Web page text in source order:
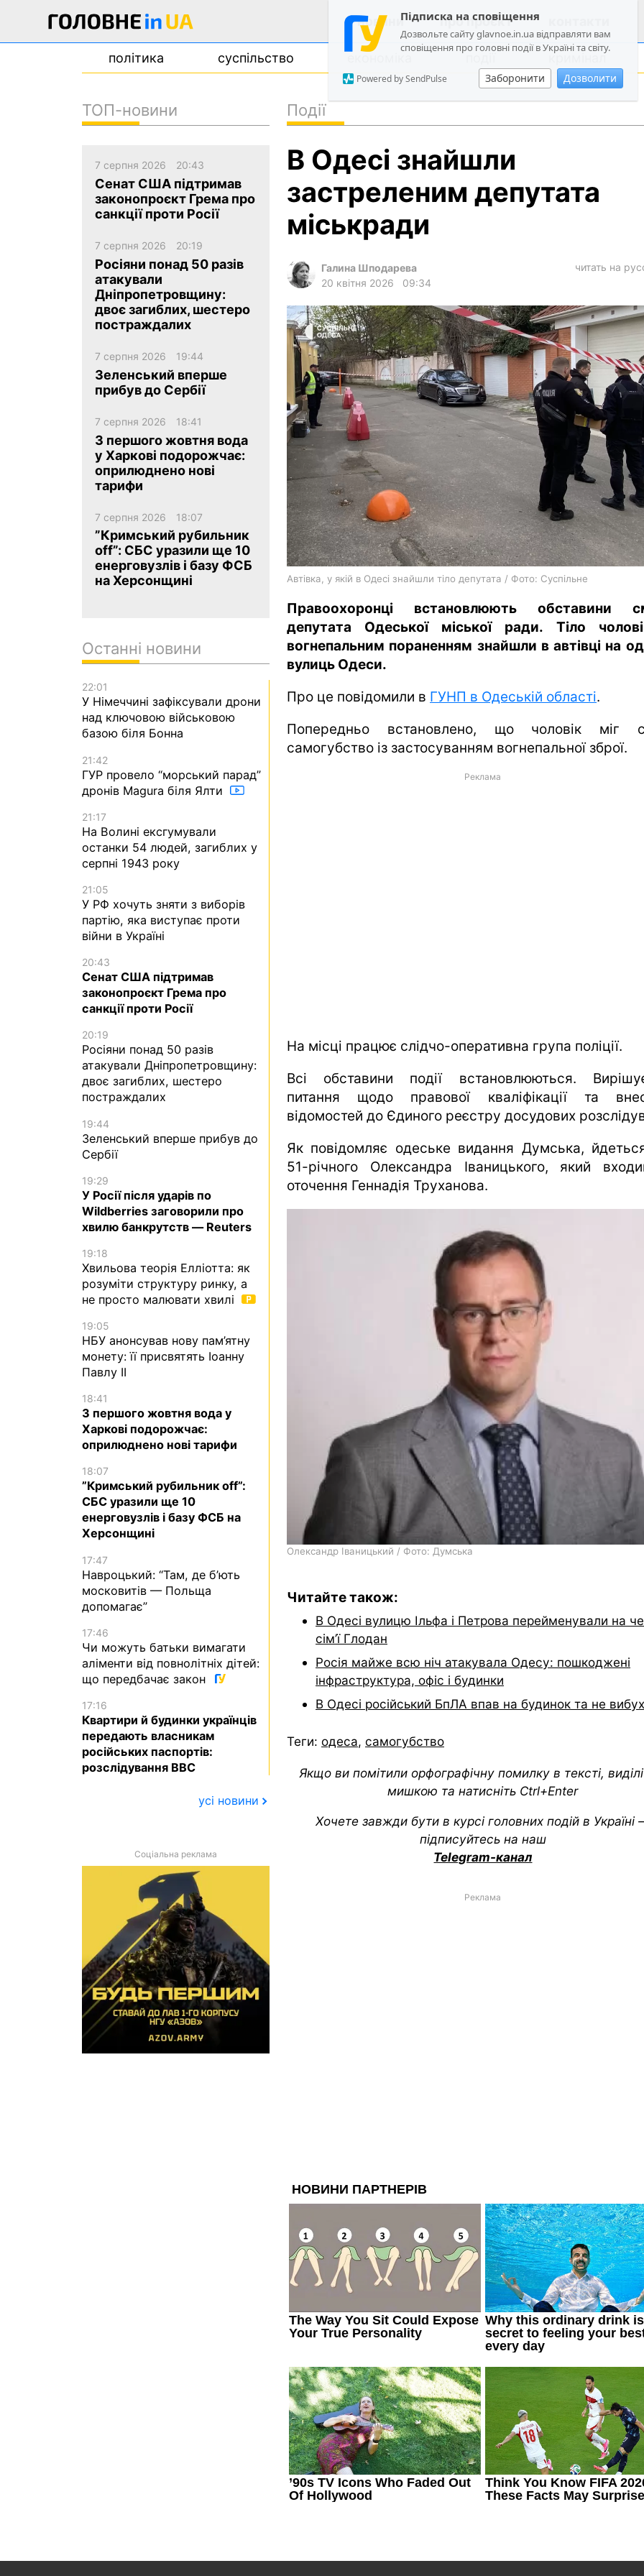
Підписка на сповіщення
Дозвольте сайту glavnoe.in.ua відправляти вам
сповіщення про головні події в Україні та світу.
Заборонити Дозволити
Powered by SendPulse
новини про проєкт
політика суспільство кримінал
політика
суспільство
події
лонгріди
харків
архів
gambling
en
Події
В Одесі знайшли
застреленим депутата
міськради
Галина Шподарева
20 квітня 2026
09:34
читать на
Автівка, у якій в Одесі знайшли тіло депутата / Фото: Суспільне
Правоохоронці встановлюють обставини
депутата Одеської міської ради. Тіло
вогнепальним пораненням знайшли в автівці на
вулиць Одеси.
Про це повідомили в ГУНП в Одеській області.
Попередньо встановлено, що чоловік міг
самогубство із застосуванням вогнепальної зброї.
Реклама
На місці працює слідчо-оперативна група поліції.
Всі обставини події встановлюються.
питання щодо правової кваліфікації та
відомостей до Єдиного реєстру досудових
Як повідомляє одеське видання Думська,
51-річного Олександра Іваницького, який
оточення Геннадія Труханова.
Олександр Іваницький / Фото: Думська
Читайте також:
В Одесі вулицю Ільфа і Петрова перейменували на
сім’ї Глодан
Росія майже всю ніч атакувала Одесу: пошкоджені
інфраструктура, офіс і будинки
В Одесі російський БпЛА впав на будинок та не
Теги: одеса, самогубство
Якщо ви помітили орфографічну помилку в тексті,
мишкою та натисніть Ctrl+Enter
Хочете завжди бути в курсі головних подій в Україні
підписуйтесь на наш
Telegram-канал
Реклама
ТОП-новини
7 серпня 2026 20:43
Сенат США підтримав
законопроєкт Грема про
санкції проти Росії
7 серпня 2026 20:19
Росіяни понад 50 разів
атакували
Дніпропетровщину:
двоє загиблих, шестеро
постраждалих
7 серпня 2026 19:44
Зеленський вперше
прибув до Сербії
7 серпня 2026 18:41
З першого жовтня вода
у Харкові подорожчає:
оприлюднено нові
тарифи
7 серпня 2026 18:07
”Кримський рубильник
off”: СБС уразили ще 10
енерговузлів і базу ФСБ
на Херсонщині
Останні новини
22:01
У Німеччині зафіксували дрони
над ключовою військовою
базою біля Бонна
21:42
ГУР провело “морський парад”
дронів Magura біля Ялти
21:17
На Волині ексгумували
останки 54 людей, загиблих у
серпні 1943 року
21:05
У РФ хочуть зняти з виборів
партію, яка виступає проти
війни в Україні
20:43
Сенат США підтримав
законопроєкт Грема про
санкції проти Росії
20:19
Росіяни понад 50 разів
атакували Дніпропетровщину:
двоє загиблих, шестеро
постраждалих
19:44
Зеленський вперше прибув до
Сербії
19:29
У Росії після ударів по
Wildberries заговорили про
хвилю банкрутств — Reuters
19:18
Хвильова теорія Елліотта: як
розуміти структуру ринку, а
не просто малювати хвилі
19:05
НБУ анонсував нову пам’ятну
монету: її присвятять Іоанну
Павлу II
18:41
З першого жовтня вода у
Харкові подорожчає:
оприлюднено нові тарифи
18:07
”Кримський рубильник off”:
СБС уразили ще 10
енерговузлів і базу ФСБ на
Херсонщині
17:47
Навроцький: “Там, де б’ють
московитів — Польща
допомагає”
17:46
Чи можуть батьки вимагати
аліменти від повнолітніх дітей:
що передбачає закон
17:16
Квартири й будинки українців
передають власникам
російських паспортів:
розслідування BBC
усі новини
Соціальна реклама